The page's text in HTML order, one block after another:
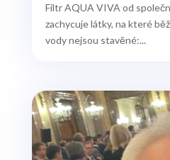
Filtr AQUA VIVA od
zachycuje látky, na které
vody nejsou stavěné:...